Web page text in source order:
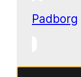
Padborg